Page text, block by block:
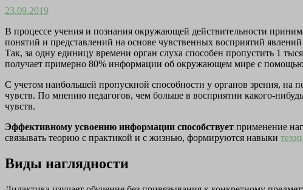
23.09.2019
В процессе учения и познания окружающей действительности
понятий и представлений на основе чувственных восприятий
Так, за одну единицу времени орган слуха способен пропустить 1
получает примерно 80% информации об окружающем мире с помощью
С учетом наибольшей пропускной способности у органов зрения, на
чувств. По мнению педагогов, чем больше в восприятии какого-
чувств.
Эффективному усвоению информации способствует применение
связывать теорию с практикой и с жизнью, формируются навыки
Виды наглядности